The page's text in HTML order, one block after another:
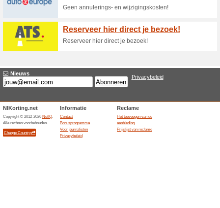
Word lid en
83% het werkte
Hertz Gold Plus Rewards
gratis Weekend dag kunnen
beschikbaar zijn.De punten